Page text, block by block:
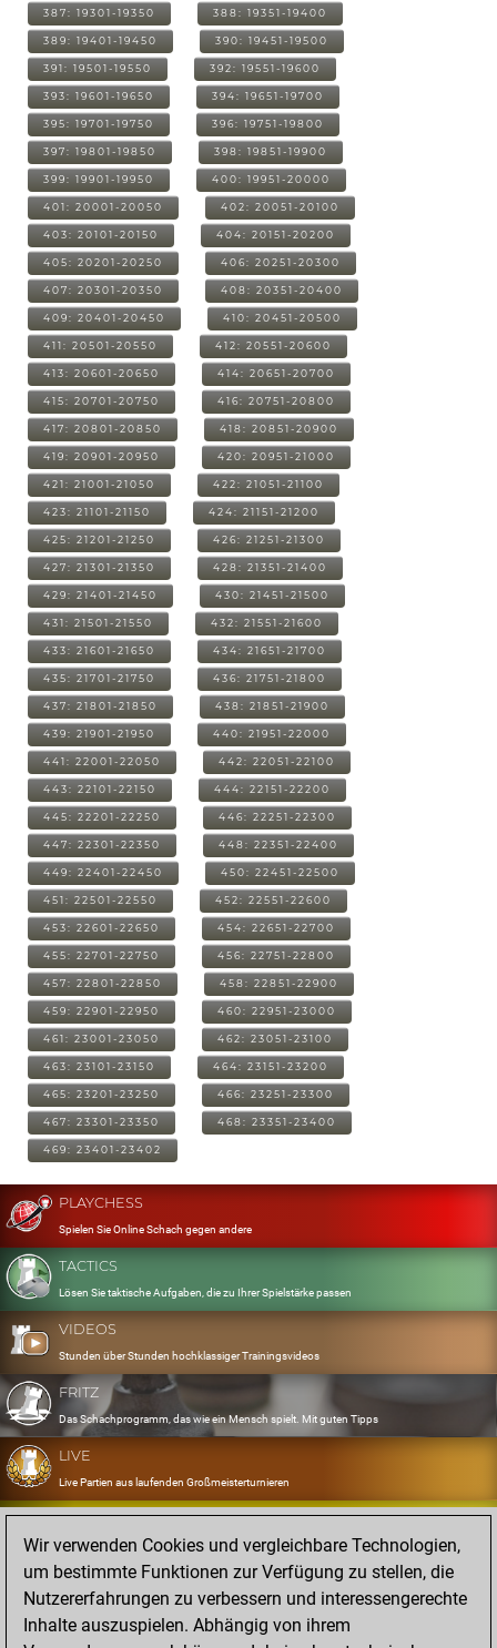
387: 19301-19350 388: 19351-19400
389: 19401-19450 390: 19451-19500
391: 19501-19550 392: 19551-19600
393: 19601-19650 394: 19651-19700
395: 19701-19750 396: 19751-19800
397: 19801-19850 398: 19851-19900
399: 19901-19950 400: 19951-20000
401: 20001-20050 402: 20051-20100
403: 20101-20150 404: 20151-20200
405: 20201-20250 406: 20251-20300
407: 20301-20350 408: 20351-20400
409: 20401-20450 410: 20451-20500
411: 20501-20550 412: 20551-20600
413: 20601-20650 414: 20651-20700
415: 20701-20750 416: 20751-20800
417: 20801-20850 418: 20851-20900
419: 20901-20950 420: 20951-21000
421: 21001-21050 422: 21051-21100
423: 21101-21150 424: 21151-21200
425: 21201-21250 426: 21251-21300
427: 21301-21350 428: 21351-21400
429: 21401-21450 430: 21451-21500
431: 21501-21550 432: 21551-21600
433: 21601-21650 434: 21651-21700
435: 21701-21750 436: 21751-21800
437: 21801-21850 438: 21851-21900
439: 21901-21950 440: 21951-22000
441: 22001-22050 442: 22051-22100
443: 22101-22150 444: 22151-22200
445: 22201-22250 446: 22251-22300
447: 22301-22350 448: 22351-22400
449: 22401-22450 450: 22451-22500
451: 22501-22550 452: 22551-22600
453: 22601-22650 454: 22651-22700
455: 22701-22750 456: 22751-22800
457: 22801-22850 458: 22851-22900
459: 22901-22950 460: 22951-23000
461: 23001-23050 462: 23051-23100
463: 23101-23150 464: 23151-23200
465: 23201-23250 466: 23251-23300
467: 23301-23350 468: 23351-23400
469: 23401-23402
PLAYCHESS
Spielen Sie Online Schach gegen andere
TACTICS
Lösen Sie taktische Aufgaben, die zu Ihrer Spielstärke passen
VIDEOS
Stunden über Stunden hochklassiger Trainingsvideos
FRITZ
Das Schachprogramm, das wie ein Mensch spielt. Mit guten Tipps
LIVE
Live Partien aus laufenden Großmeisterturnieren
OPENINGS
Erfassen und Üben Sie Ihr Eröffnungsrepertoire
DATABASE
Acht Millionen starke Partien
Wir verwenden Cookies und vergleichbare Technologien,
um bestimmte Funktionen zur Verfügung zu stellen, die
Nutzererfahrungen zu verbessern und interessengerechte
Inhalte auszuspielen. Abhängig von ihrem